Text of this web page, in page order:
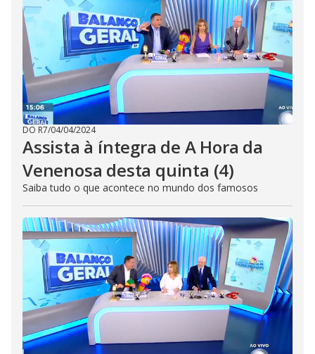
DO R7/04/04/2024
Assista à íntegra de A Hora da
Venenosa desta quinta (4)
Saiba tudo o que acontece no mundo dos famosos